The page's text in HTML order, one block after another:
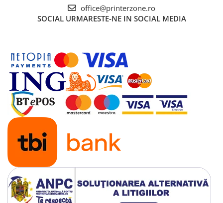
Tablete inteligente
Accesorii tablete
Telefoane
Smartphone-uri
Accesorii telefoane
Smart Home
Camere supraveghere smart
Prize inteligente
Hub-uri smart
Termostate smart
office@printerzone.ro
SOCIAL URMARESTE-NE IN SOCIAL MEDIA